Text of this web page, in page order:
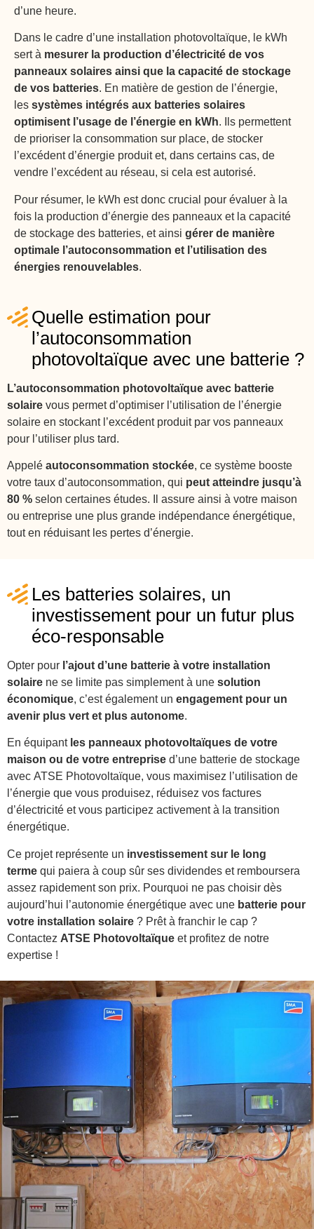
d’une heure.
Dans le cadre d’une installation photovoltaïque, le kWh
sert à mesurer la production d’électricité de vos
panneaux solaires ainsi que la capacité de stockage
de vos batteries. En matière de gestion de l’énergie,
les systèmes intégrés aux batteries solaires
optimisent l’usage de l’énergie en kWh. Ils permettent
de prioriser la consommation sur place, de stocker
l’excédent d’énergie produit et, dans certains cas, de
vendre l’excédent au réseau, si cela est autorisé.
Pour résumer, le kWh est donc crucial pour évaluer à la
fois la production d’énergie des panneaux et la capacité
de stockage des batteries, et ainsi gérer de manière
optimale l’autoconsommation et l’utilisation des
énergies renouvelables.
Quelle estimation pour
l’autoconsommation
photovoltaïque avec une batterie ?
L’autoconsommation photovoltaïque avec batterie
solaire vous permet d’optimiser l’utilisation de l’énergie
solaire en stockant l’excédent produit par vos panneaux
pour l’utiliser plus tard.
Appelé autoconsommation stockée, ce système booste
votre taux d’autoconsommation, qui peut atteindre jusqu’à
80 % selon certaines études. Il assure ainsi à votre maison
ou entreprise une plus grande indépendance énergétique,
tout en réduisant les pertes d’énergie.
Les batteries solaires, un
investissement pour un futur plus
éco-responsable
Opter pour l’ajout d’une batterie à votre installation
solaire ne se limite pas simplement à une solution
économique, c’est également un engagement pour un
avenir plus vert et plus autonome.
En équipant les panneaux photovoltaïques de votre
maison ou de votre entreprise d’une batterie de stockage
avec ATSE Photovoltaïque, vous maximisez l’utilisation de
l’énergie que vous produisez, réduisez vos factures
d’électricité et vous participez activement à la transition
énergétique.
Ce projet représente un investissement sur le long
terme qui paiera à coup sûr ses dividendes et remboursera
assez rapidement son prix. Pourquoi ne pas choisir dès
aujourd’hui l’autonomie énergétique avec une batterie pour
votre installation solaire ? Prêt à franchir le cap ?
Contactez ATSE Photovoltaïque et profitez de notre
expertise !